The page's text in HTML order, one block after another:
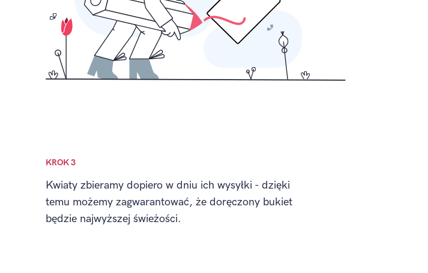
KROK 3
Kwiaty zbieramy dopiero w dniu ich wysyłki - dzięki
temu możemy zagwarantować, że doręczony bukiet
będzie najwyższej świeżości.